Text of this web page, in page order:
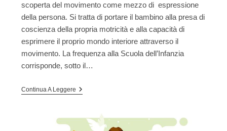
scoperta del movimento come mezzo di espressione
della persona. Si tratta di portare il bambino alla presa di
coscienza della propria motricità e alla capacità di
esprimere il proprio mondo interiore attraverso il
movimento. La frequenza alla Scuola dell’Infanzia
corrisponde, sotto il…
Continua A Leggere Progetto
Dell’Infanzia)